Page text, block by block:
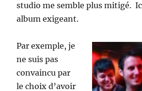
studio me semble plus mitigé.
album exigeant.
Par exemple, je
ne suis pas
convaincu par
le choix d’avoir